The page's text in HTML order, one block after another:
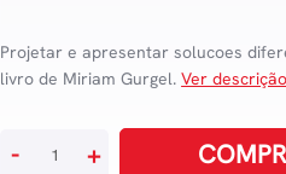
Projetar e apresentar solucoes
livro de Miriam Gurgel.Ver
- +